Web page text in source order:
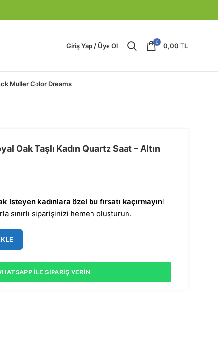
Giriş Yap / Üye Ol 0 0,00 TL
Muller Color Dreams
Oak Taşlı Kadın Quartz Saat – Altın
kadınlara özel bu fırsatı kaçırmayın!
sınırlı siparişinizi hemen oluşturun.
İLE SIPARIŞ VERIN